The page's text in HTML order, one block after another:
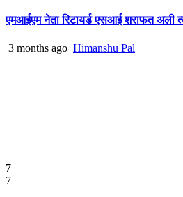
एमआईएम नेता रिटायर्ड एसआई शराफत अली
3 months ago Himanshu Pal
7
7